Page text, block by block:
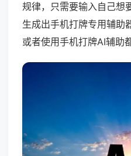
规律，只需要输入自己想
生成出手机打牌专用辅助
或者使用手机打牌AI辅助